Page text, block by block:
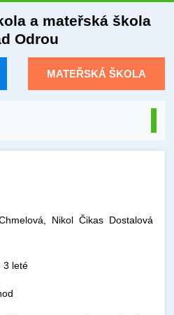
a mateřská škola
Odrou
MATEŘSKÁ ŠKOLA
Nikol Čikas Dostalová
3 leté